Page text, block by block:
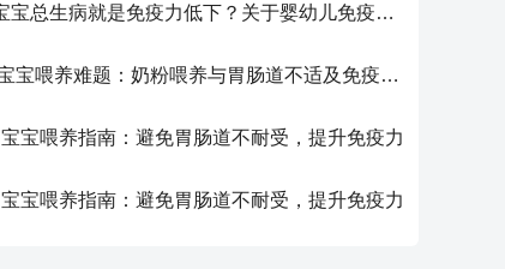
宝宝总生病就是免疫力低下？关于婴幼儿免疫力的真相，家长必须了解！
宝宝喂养难题：奶粉喂养与胃肠道不适及免疫力提升的奥秘
宝宝喂养指南：避免胃肠道不耐受，提升免疫力
宝宝喂养指南：避免胃肠道不耐受，提升免疫力